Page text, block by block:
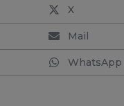
X
Mail
WhatsApp